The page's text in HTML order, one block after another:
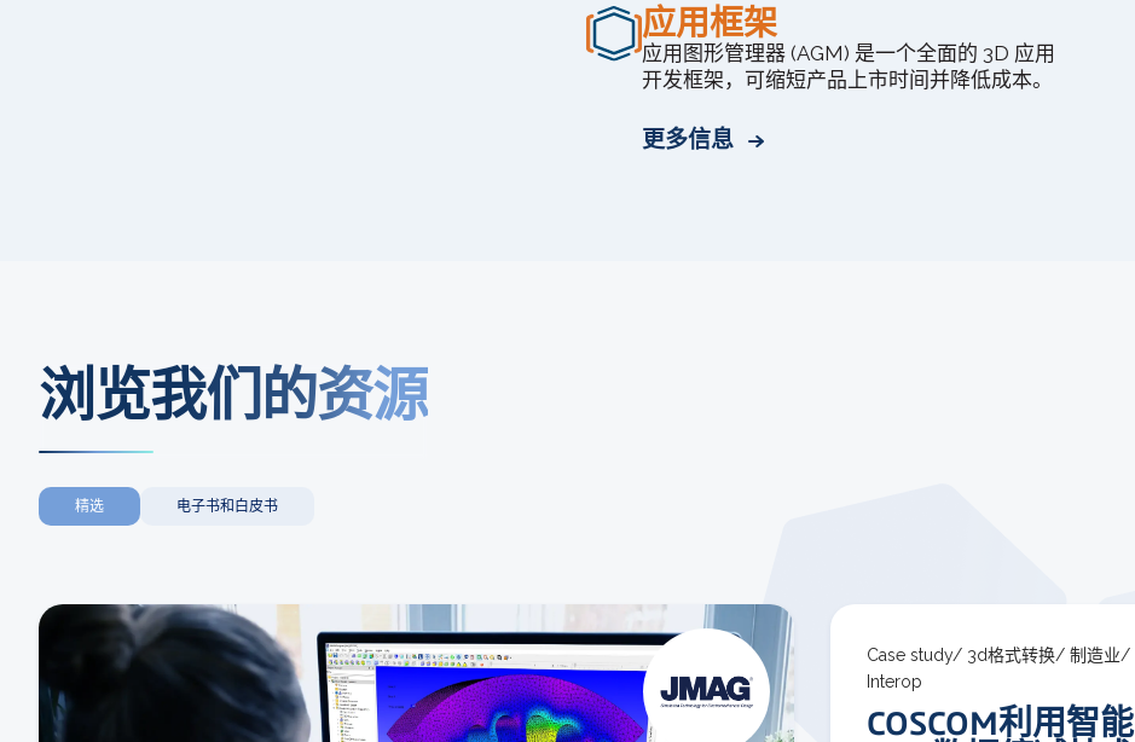
应用框架
应用图形管理器 (AGM) 是一个全面的 3D 应用
开发框架，可缩短产品上市时间并降低成本。
更多信息
浏览我们的资源
精选 电子书和白皮书
Case study/ 3d格式转换/ 制造业/
Interop
COSCOM利用智能